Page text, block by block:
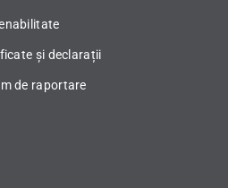
și declarații
de raportare